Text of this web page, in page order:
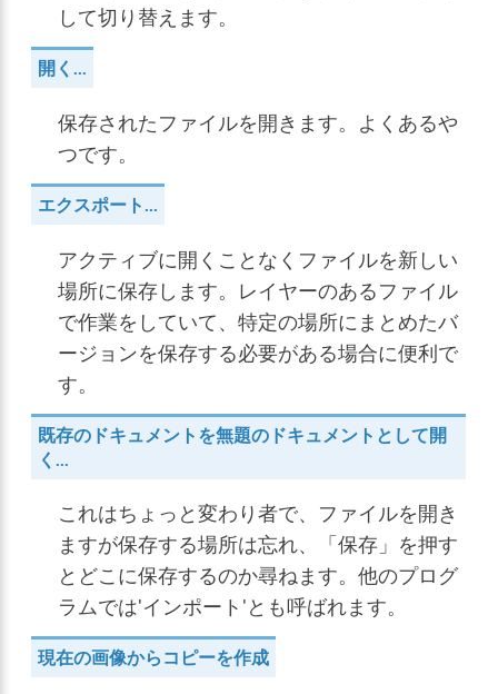
して切り替えます。
開く...
保存されたファイルを開きます。よくあるや
つです。
エクスポート...
アクティブに開くことなくファイルを新しい
場所に保存します。レイヤーのあるファイル
で作業をしていて、特定の場所にまとめたバ
ージョンを保存する必要がある場合に便利で
す。
既存のドキュメントを無題のドキュメントとして開
く...
これはちょっと変わり者で、ファイルを開き
ますが保存する場所は忘れ、「保存」を押す
とどこに保存するのか尋ねます。他のプログ
ラムでは'インポート'とも呼ばれます。
現在の画像からコピーを作成